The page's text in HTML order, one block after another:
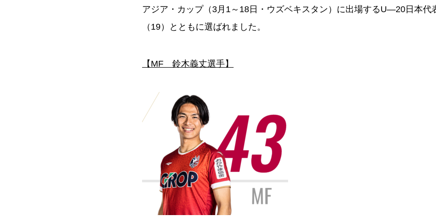
アジア・カップ（3月1～18日・ウズベキスタン）に出場するU―20日本代
（19）とともに選ばれました。
【MF 鈴木義丈選手】